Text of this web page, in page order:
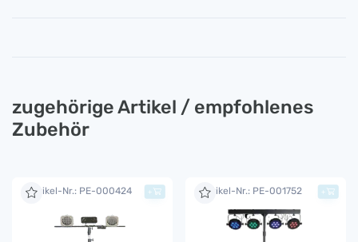
zugehörige Artikel / empfohlenes
Zubehör
Artikel-Nr.: PE-000424 + Artikel-Nr.: PE-001752 +